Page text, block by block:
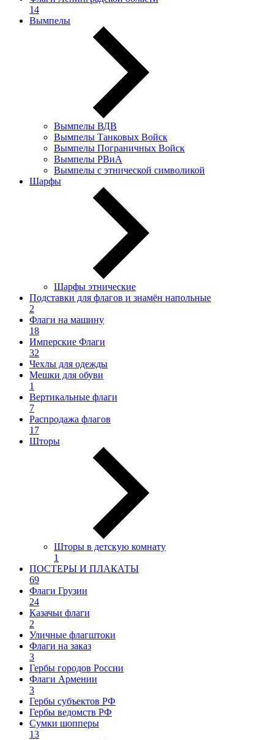
14
Вымпелы
Вымпелы ВДВ
Вымпелы Танковых Войск
Вымпелы Пограничных Войск
Вымпелы РВиА
Вымпелы с этнической символикой
Шарфы
Шарфы этнические
Подставки для флагов и знамён напольные
2
Флаги на машину
18
Имперские Флаги
32
Чехлы для одежды
Мешки для обуви
1
Вертикальные флаги
7
Распродажа флагов
17
Шторы
Шторы в детскую комнату
1
ПОСТЕРЫ И ПЛАКАТЫ
69
Флаги Грузии
24
Казачьи флаги
2
Уличные флагштоки
Флаги на заказ
3
Гербы городов России
Флаги Армении
3
Гербы субъектов РФ
Гербы ведомств РФ
Сумки шопперы
13